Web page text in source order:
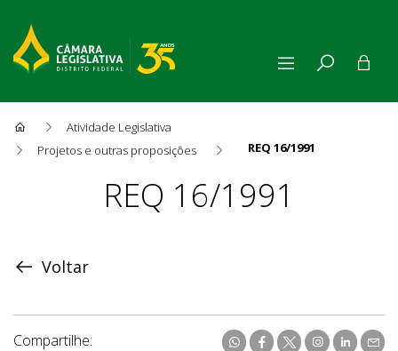
Atividade Legislativa
Projetos e outras proposições
REQ 16/1991
ProposiçãoREQ 16/1991
Voltar
Compartilhe: